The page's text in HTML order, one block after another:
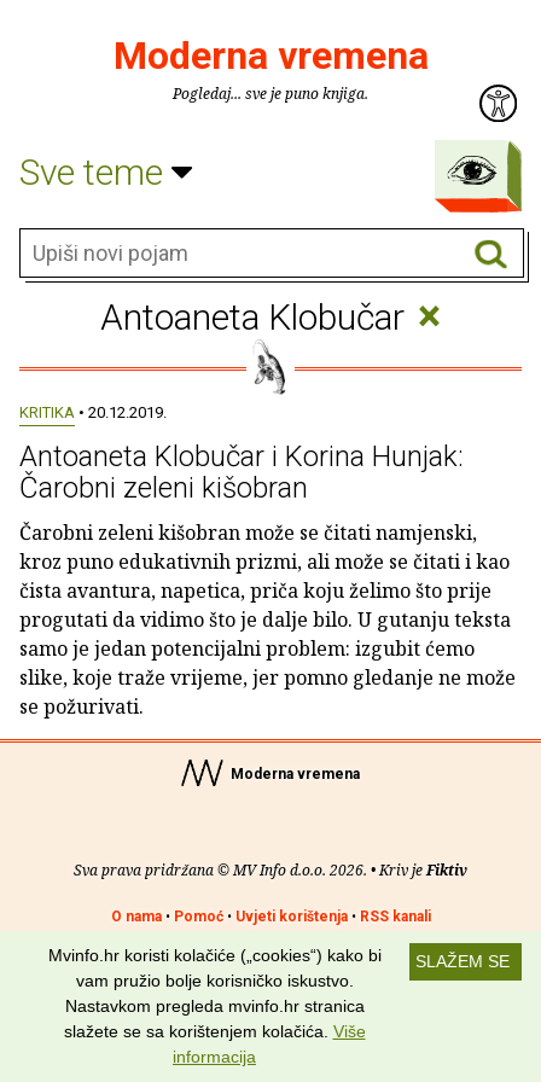
Moderna vremena
Pogledaj... sve je puno knjiga.
Sve teme
Antoaneta Klobučar ×
KRITIKA • 20.12.2019.
Antoaneta Klobučar i Korina Hunjak:
Čarobni zeleni kišobran
Čarobni zeleni kišobran može se čitati namjenski,
kroz puno edukativnih prizmi, ali može se čitati i kao
čista avantura, napetica, priča koju želimo što prije
progutati da vidimo što je dalje bilo. U gutanju teksta
samo je jedan potencijalni problem: izgubit ćemo
slike, koje traže vrijeme, jer pomno gledanje ne može
se požurivati.
Moderna vremena
Sva prava pridržana © MV Info d.o.o. 2026. • Kriv jeFiktiv
O nama• Pomoć• Uvjeti korištenja• RSS kanali
Potraži nas na: SLAŽEM SE
Mvinfo.hr koristi kolačiće („cookies“) kako bi
vam pružio bolje korisničko iskustvo.
Nastavkom pregleda mvinfo.hr stranica
slažete se sa korištenjem kolačića. Više
informacija